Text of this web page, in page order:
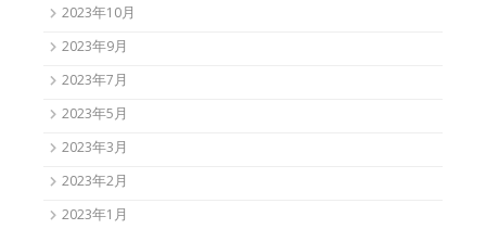
2023年10月
2023年9月
2023年7月
2023年5月
2023年3月
2023年2月
2023年1月